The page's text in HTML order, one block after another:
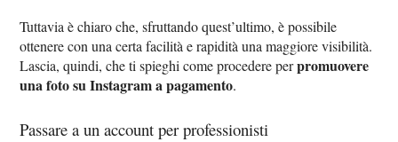
Tuttavia è chiaro che, sfruttando quest’ultimo, è possibile
ottenere con una certa facilità e rapidità una maggiore visibilità.
Lascia, quindi, che ti spieghi come procedere perpromuovere
una foto su Instagram a pagamento.
Passare a un account per professionisti